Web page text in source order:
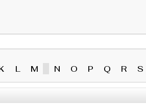
L M N O P Q R S